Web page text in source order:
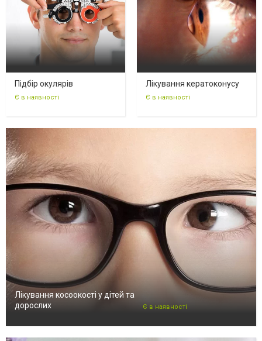
Підбір окулярів
Є в наявності
Лікування кератоконусу
Є в наявності
Лікування косоокості у дітей та
дорослих
Є в наявності